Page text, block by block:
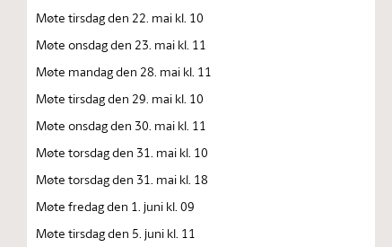
Møte tirsdag den 22. mai kl. 10
Møte onsdag den 23. mai kl. 11
Møte mandag den 28. mai kl. 11
Møte tirsdag den 29. mai kl. 10
Møte onsdag den 30. mai kl. 11
Møte torsdag den 31. mai kl. 10
Møte torsdag den 31. mai kl. 18
Møte fredag den 1. juni kl. 09
Møte tirsdag den 5. juni kl. 11